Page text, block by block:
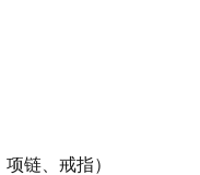
链、戒指）